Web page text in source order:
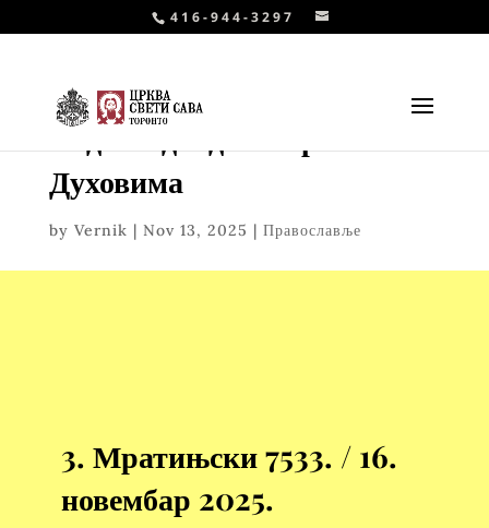
416-944-3297
Недеља двадесет трећа по
Духовима
by Vernik | Nov 13, 2025 | Православље
3. Мратињски7533. / 16.
новембар 2025.